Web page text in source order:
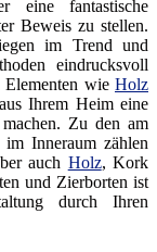
eine fantastische
Beweis zu stellen.
im Trend und
eindrucksvoll
wie Holz
Ihrem Heim eine
Zu den am
im Inneraum zählen
auch Holz, Kork
und Zierborten ist
durch Ihren